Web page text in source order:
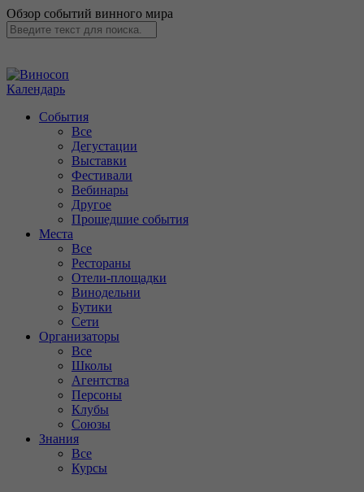
Обзор событий винного мира
Календарь
События
Все
Дегустации
Выставки
Фестивали
Вебинары
Другое
Прошедшие события
Места
Все
Рестораны
Отели-площадки
Винодельни
Бутики
Сети
Организаторы
Все
Школы
Агентства
Персоны
Клубы
Союзы
Знания
Все
Курсы